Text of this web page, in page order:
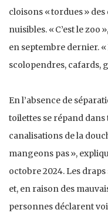
cloisons « tordues »
nuisibles. « C’est le zoo
en septembre dernier. «
scolopendres, cafards,
En l’absence de
toilettes se répand dans
canalisations de la
mangeons pas »,
octobre 2024. Les
et, en raison des
personnes déclarent